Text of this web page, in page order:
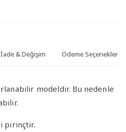
İade & Değişim Ödeme Seçenekleri
modeldir. Bu nedenle
pirinçtir.